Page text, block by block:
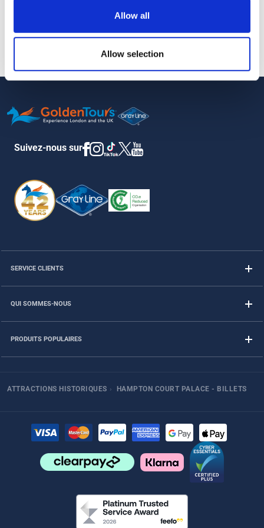
Allow all
Allow selection
Plus d'informations
Votre billet sera émis 48 heures avant la date du voyage.
Suivez-nous sur
SERVICE CLIENTS
QUI SOMMES-NOUS
PRODUITS POPULAIRES
ATTRACTIONS HISTORIQUES › HAMPTON COURT PALACE - BILLETS